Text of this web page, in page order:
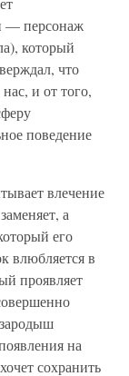
— персонаж
который
что
и от того,
поведение
влечение
а
его
влюбляется в
проявляет
на
сохранить